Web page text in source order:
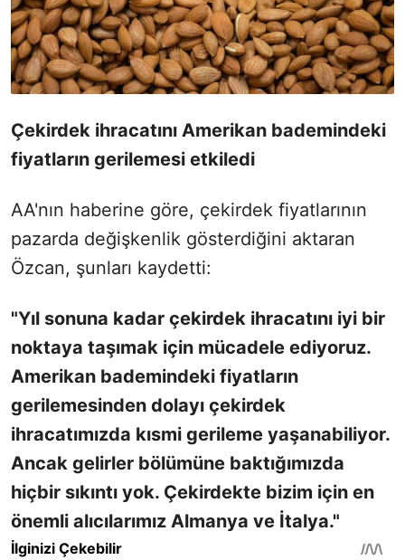
Çekirdek ihracatını Amerikan bademindeki
fiyatların gerilemesi etkiledi
AA'nın haberine göre, çekirdek fiyatlarının
pazarda değişkenlik gösterdiğini aktaran
Özcan, şunları kaydetti:
"Yıl sonuna kadar çekirdek ihracatını iyi bir
noktaya taşımak için mücadele ediyoruz.
Amerikan bademindeki fiyatların
gerilemesinden dolayı çekirdek
ihracatımızda kısmi gerileme yaşanabiliyor.
Ancak gelirler bölümüne baktığımızda
hiçbir sıkıntı yok. Çekirdekte bizim için en
önemli alıcılarımız Almanya ve İtalya."